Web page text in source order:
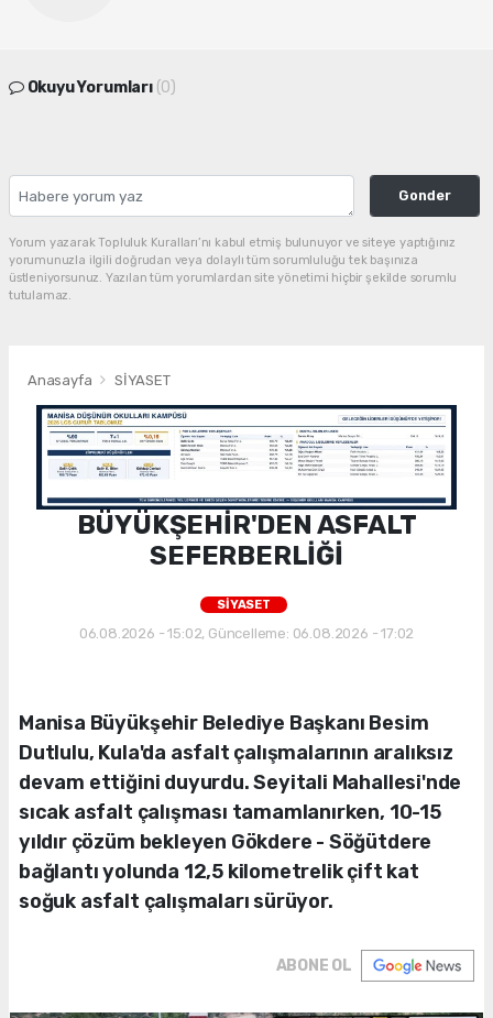
Okuyu Yorumları (0)
Gonder
Yorum yazarak Topluluk Kuralları’nı kabul etmiş bulunuyor ve siteye yaptığınız
yorumunuzla ilgili doğrudan veya dolaylı tüm sorumluluğu tek başınıza
üstleniyorsunuz. Yazılan tüm yorumlardan site yönetimi hiçbir şekilde sorumlu
tutulamaz.
Anasayfa SİYASET
BÜYÜKŞEHİR'DEN ASFALT
SEFERBERLİĞİ
SİYASET
06.08.2026 - 15:02, Güncelleme: 06.08.2026 - 17:02
Manisa Büyükşehir Belediye Başkanı Besim
Dutlulu, Kula'da asfalt çalışmalarının aralıksız
devam ettiğini duyurdu. Seyitali Mahallesi'nde
sıcak asfalt çalışması tamamlanırken, 10-15
yıldır çözüm bekleyen Gökdere - Söğütdere
bağlantı yolunda 12,5 kilometrelik çift kat
soğuk asfalt çalışmaları sürüyor.
ABONE OL